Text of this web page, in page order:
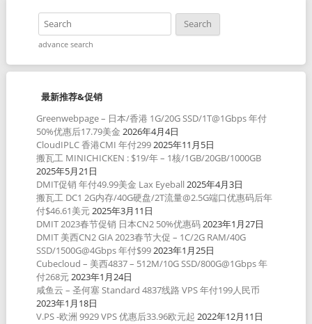
advance search
最新推荐&促销
Greenwebpage – 日本/香港 1G/20G SSD/1T@1Gbps 年付
50%优惠后17.79美金 2026年4月4日
CloudIPLC 香港CMI 年付2992025年11月5日
搬瓦工 MINICHICKEN : $19/年 – 1核/1GB/20GB/1000GB
2025年5月21日
DMIT促销 年付49.99美金 Lax Eyeball 2025年4月3日
搬瓦工 DC1 2G内存/40G硬盘/2T流量@2.5G端口优惠码后年
付$46.61美元2025年3月11日
DMIT 2023春节促销 日本CN2 50%优惠码2023年1月27日
DMIT 美西CN2 GIA 2023春节大促 – 1C/2G RAM/40G
SSD/1500G@4Gbps 年付$992023年1月25日
Cubecloud – 美西4837 – 512M/10G SSD/800G@1Gbps 年
付268元2023年1月24日
咸鱼云 – 圣何塞 Standard 4837线路 VPS 年付199人民币
2023年1月18日
V.PS -欧洲 9929 VPS 优惠后33.96欧元起 2022年12月11日